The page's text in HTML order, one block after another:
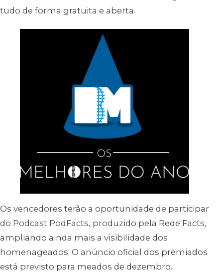
tudo de forma gratuita e aberta.
Os vencedores terão a oportunidade de participar
do Podcast PodFacts, produzido pela Rede Facts,
ampliando ainda mais a visibilidade dos
homenageados. O anúncio oficial dos premiados
está previsto para meados de dezembro.